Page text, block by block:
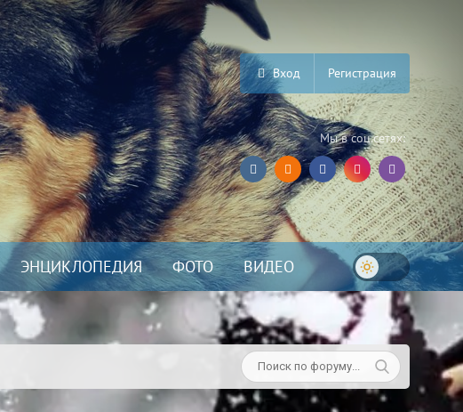
Вход Регистрация
Мы в соц.сетях:
ЭНЦИКЛОПЕДИЯ ФОТО ВИДЕО